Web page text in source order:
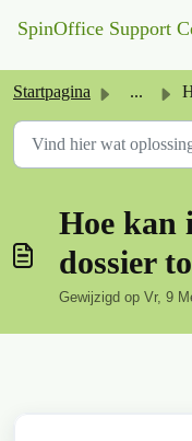
SpinOffice Support
Startpagina ...
Hoe kan
dossier
Gewijzigd op Vr, 9